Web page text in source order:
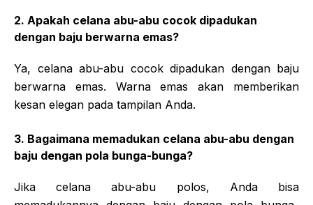
2. Apakah celana abu-abu cocok dipadukan
dengan baju berwarna emas?
Ya, celana abu-abu cocok dipadukan dengan baju
berwarna emas. Warna emas akan memberikan
kesan elegan pada tampilan Anda.
3. Bagaimana memadukan celana abu-abu dengan
baju dengan pola bunga-bunga?
Jika celana abu-abu polos, Anda bisa